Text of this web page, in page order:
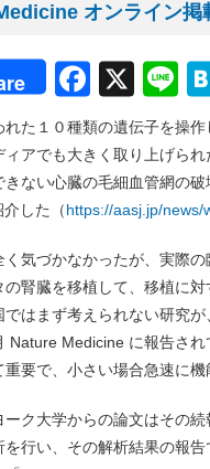
オンライン掲
X
れた１０種類の遺伝子を操
ィアでも大きく取り上げら
きない心臓の毛細血管網の
した（https://aasj.jp/news/
く気づかなかったが、実際
の腎臓を移植して、移植に
はまず考えられない研究
Nature Medicine に報告さ
要で、小さい場合急速に機
ク大学からの論文はその
を行い、その解析結果の報